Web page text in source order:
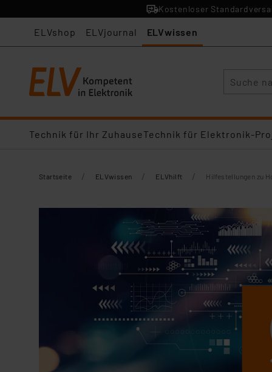
Kostenloser
ELVshop ELVjournal ELVwissen
Technik für Ihr ZuhauseTechnik für Elektronik-
Startseite / ELVwissen / ELVhilft / Hilfestellungen zu